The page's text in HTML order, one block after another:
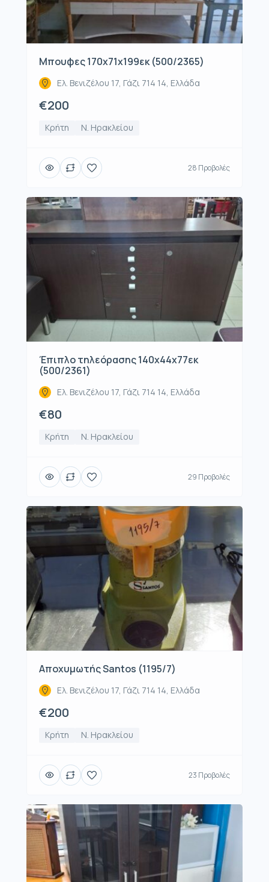
Μπουφες 170x71x199εκ (500/2365)
Ελ. Βενιζέλου 17, Γάζι 714 14, Ελλάδα
€200
Κρήτη Ν. Ηρακλείου
28 Προβολές
Έπιπλο τηλεόρασης 140x44x77εκ
(500/2361)
Ελ. Βενιζέλου 17, Γάζι 714 14, Ελλάδα
€80
Κρήτη Ν. Ηρακλείου
29 Προβολές
Αποχυμωτής Santos (1195/7)
Ελ. Βενιζέλου 17, Γάζι 714 14, Ελλάδα
€200
Κρήτη Ν. Ηρακλείου
23 Προβολές